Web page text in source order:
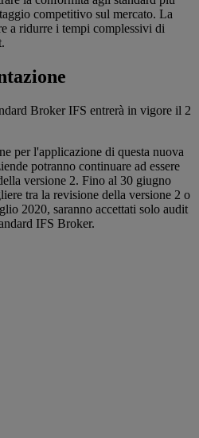
competitivo sul mercato. La
a ridurre i tempi complessivi di
Broker IFS entrerà in vigore il 2
per l'applicazione di questa nuova
potranno continuare ad essere
versione 2. Fino al 30 giugno
tra la revisione della versione 2 o
2020, saranno accettati solo audit
IFS Broker.